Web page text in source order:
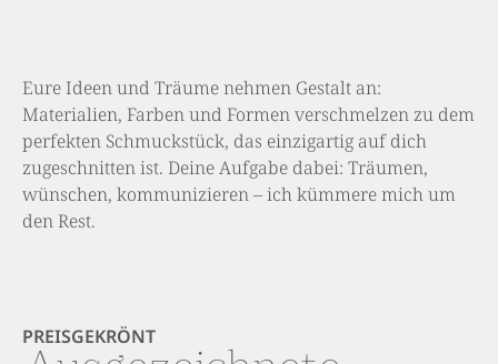
Eure Ideen und Träume nehmen Gestalt an:
Materialien, Farben und Formen verschmelzen zu dem
perfekten Schmuckstück, das einzigartig auf dich
zugeschnitten ist. Deine Aufgabe dabei: Träumen,
wünschen, kommunizieren – ich kümmere mich um
den Rest.
PREISGEKRÖNT